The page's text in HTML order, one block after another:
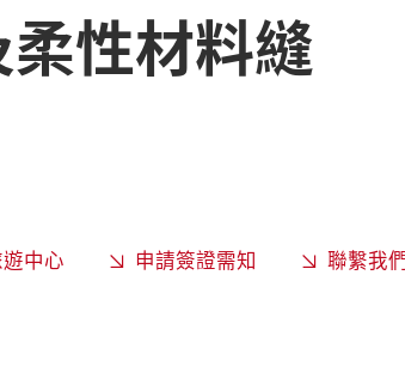
性材料縫
中心 申請簽證需知 聯繫我